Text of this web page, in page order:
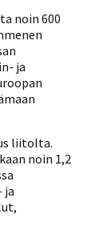
noin 600
ja
liitolta.
noin 1,2
ja